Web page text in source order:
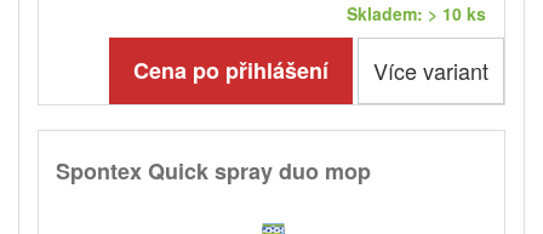
Skladem: > 10 ks
Cena po přihlášení Více variant
Spontex Quick spray duo mop